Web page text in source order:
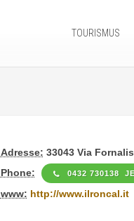
TOURISMUS
Adresse: 33043 Via
Phone:
0432 730138
www: http://www.ilroncal.it